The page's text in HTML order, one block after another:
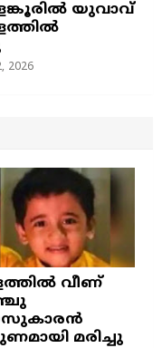
യുവാവ്
2026
വീണ്
മരിച്ചു